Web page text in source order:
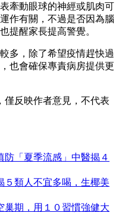
牽動眼球的神經或肌肉可
作有關，不過是否因為腦
提醒家長提高警覺。
多，除了希望疫情趕快過
也會確保專責病房提供更
僅反映作者意見，不代表
防「夏季流感」中醫揭４
５類人不宜多喝，生椰美
巢期，用１０習慣強健大